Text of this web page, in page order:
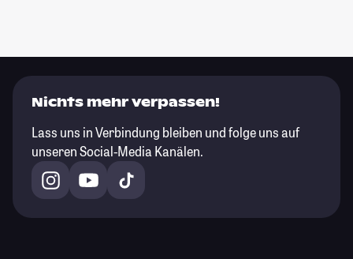
Nichts mehr verpassen!
Lass uns in Verbindung bleiben und folge uns auf
unseren Social-Media Kanälen.